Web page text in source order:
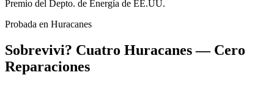
Premio del Depto. de Energía de EE.UU.
Probada en Huracanes
Sobrevivi? Cuatro Huracanes — Cero
Reparaciones